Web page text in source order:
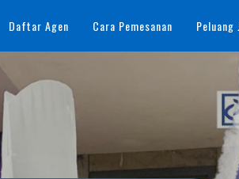
Daftar Agen Cara Pemesanan Peluang